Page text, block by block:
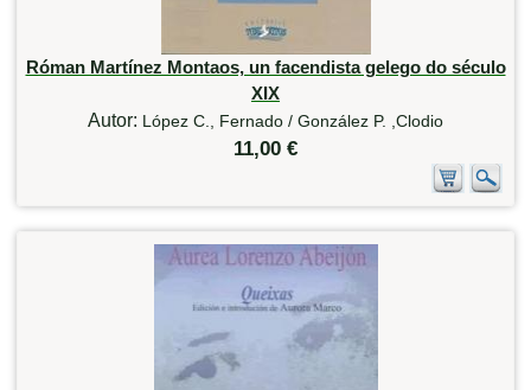
Róman Martínez Montaos, un facendista gelego do século
XIX
Autor: López C., Fernado / González P. ,Clodio
11,00 €